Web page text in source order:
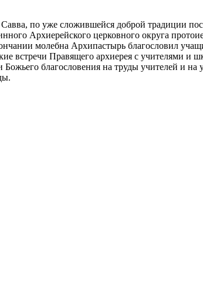
по уже сложившейся доброй традиции
Архиерейского церковного округа
молебна Архипастырь благословил
встречи Правящего архиерея с учителями
благословения на труды учителей и